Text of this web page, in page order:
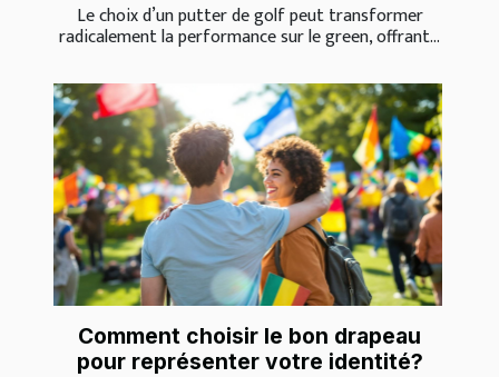
Le choix d’un putter de golf peut transformer
radicalement la performance sur le green, offrant...
Comment choisir le bon drapeau
pour représenter votre identité?